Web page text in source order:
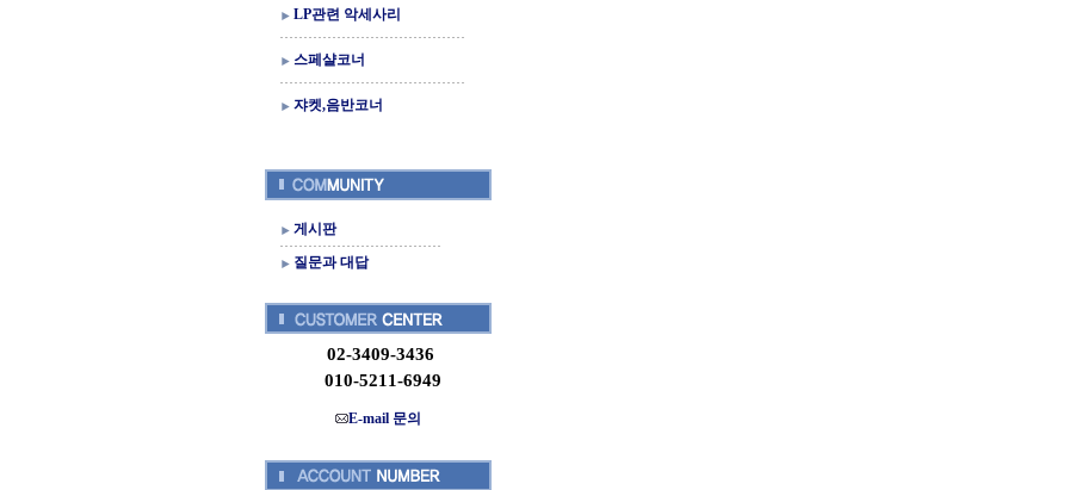
LP관련 악세사리
스페샬코너
쟈켓,음반코너
게시판
질문과 대답
02-3409-3436
010-5211-6949
E-mail 문의